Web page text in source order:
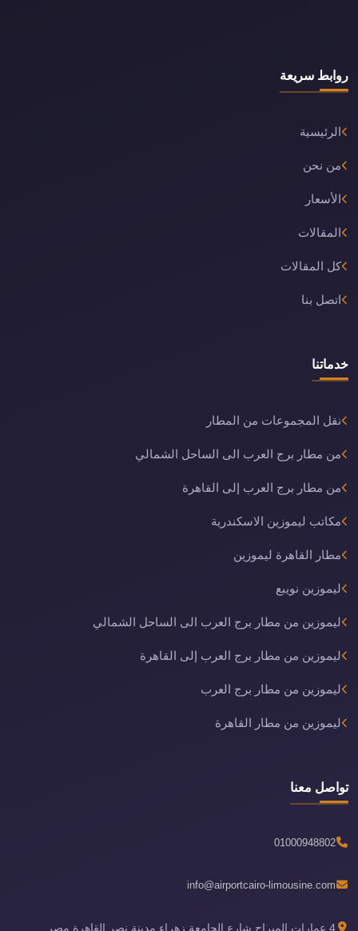
روابط سريعة
الرئيسية
من نحن
الأسعار
المقالات
كل المقالات
اتصل بنا
خدماتنا
نقل المجموعات من المطار
من مطار برج العرب الى الساحل الشمالي
من مطار برج العرب إلى القاهرة
مكاتب ليموزين الاسكندرية
مطار القاهرة ليموزين
ليموزين نويبع
ليموزين من مطار برج العرب الى الساحل الشمالي
ليموزين من مطار برج العرب إلى القاهرة
ليموزين من مطار برج العرب
ليموزين من مطار القاهرة
تواصل معنا
01000948802
info@airportcairo-limousine.com
4 عمارات الميراج شارع الجامعة زهراء مدينة نصر القاهرة مصر